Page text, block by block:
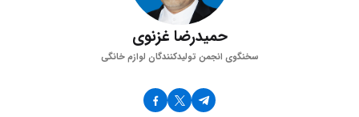
حمیدرضا غزنوی
سخنگوی انجمن تولیدکنندگان لوازم خانگی